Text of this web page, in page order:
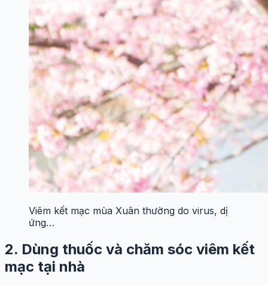
Viêm kết mạc mùa Xuân thường do virus, dị
ứng…
2. Dùng thuốc và chăm sóc viêm kết
mạc tại nhà